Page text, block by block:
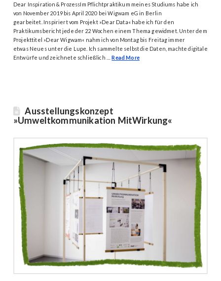
Dear Inspiration & ProzessIm Pflichtpraktikum meines Studiums habe ich
von November 2019 bis April 2020 bei Wigwam eG in Berlin
gearbeitet. Inspiriert vom Projekt »Dear Data« habe ich für den
Praktikumsbericht jede der 22 Wochen einem Thema gewidmet. Unter dem
Projekttitel »Dear Wigwam« nahm ich von Montag bis Freitag immer
etwas Neues unter die Lupe. Ich sammelte selbst die Daten, machte digitale
Entwürfe und zeichnete schließlich …Read More
Ausstellungskonzept
»Umweltkommunikation MitWirkung«